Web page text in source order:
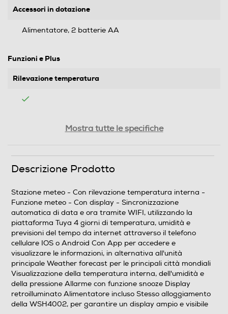
Accessori in dotazione
Alimentatore, 2 batterie AA
Funzioni e Plus
Rilevazione temperatura
Dimensioni - Peso
Altezza-mm
110
Larghezza-mm
130
Mostra tutte le specifiche
Descrizione Prodotto
Stazione meteo - Con rilevazione temperatura interna -
Funzione meteo - Con display - Sincronizzazione
automatica di data e ora tramite WIFI, utilizzando la
piattaforma Tuya 4 giorni di temperatura, umidità e
previsioni del tempo da internet attraverso il telefono
cellulare IOS o Android Con App per accedere e
visualizzare le informazioni, in alternativa all'unità
principale Weather forecast per le principali città mondiali
Visualizzazione della temperatura interna, dell'umidità e
della pressione Allarme con funzione snooze Display
retroilluminato Alimentatore incluso Stesso alloggiamento
della WSH4002, per garantire un display ampio e visibile